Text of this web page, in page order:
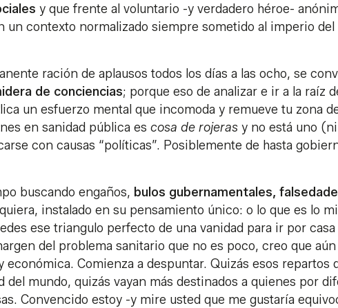
y que frente al voluntario -y verdadero héroe-
un contexto normalizado siempre sometido al imperio del
ración de aplausos todos los días a las ocho, se
de conciencias; porque eso de analizar e ir a la raíz
un esfuerzo mental que incomoda y remueve tu zona
en sanidad pública es cosa de rojeras y no está uno
con causas “políticas”. Posiblemente de hasta
buscando engaños, bulos gubernamentales,
instalado en su pensamiento único: o lo que es lo
ese triangulo perfecto de una vanidad para ir por casa
del problema sanitario que no es poco, creo que aún
Comienza a despuntar. Quizás esos repartos
del mundo, quizás vayan más destinados a quienes por
Convencido estoy -y mire usted que me gustaría